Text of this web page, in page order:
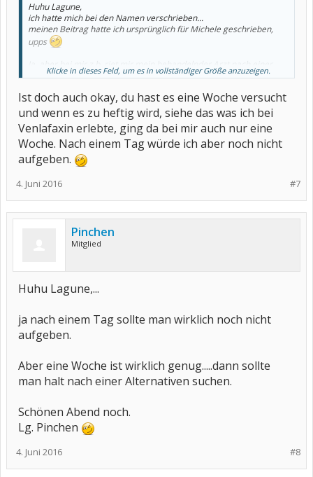
Huhu Lagune,
ich hatte mich bei den Namen verschrieben...
meinen Beitrag hatte ich ursprünglich für Michele geschrieben,
upps
Woche dazu, dieses
mir diese heftigen
Nebenwirkungen nicht antun muss , da es mir ohnehin schon durch
die starken Schmerzen sehr schlecht ging.
Ich bin nicht der Typ der schnell aufgibt und erst mal eine Weile
alles versucht,
aber wenn es mir nach einer ganzen Woche immer noch schlecht
immer heftiger werden und ich zu den ganzen Schmerzen nun
völlig neben der Spur bin, so ist mir mit diesem Medikament nicht
geholfen.
VLG.Pinchen
Klicke in dieses Feld, um es in vollständiger Größe anzuzeigen.
Ist doch auch okay, du hast es eine Woche versucht
und wenn es zu heftig wird, siehe das was ich bei
Venlafaxin erlebte, ging da bei mir auch nur eine
Woche. Nach einem Tag würde ich aber noch nicht
aufgeben.
#7
4. Juni 2016
Pinchen
Mitglied
Huhu Lagune,...
ja nach einem Tag sollte man wirklich noch nicht
aufgeben.
Aber eine Woche ist wirklich genug.....dann sollte
man halt nach einer Alternativen suchen.
Schönen Abend noch.
Lg. Pinchen
#8
4. Juni 2016